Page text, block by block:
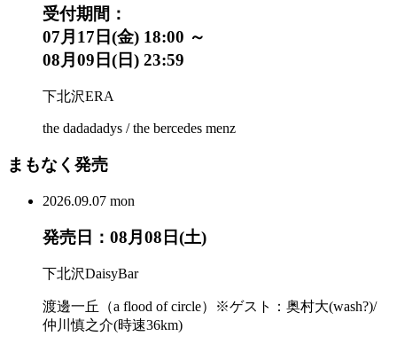
受付期間：
07月17日(金) 18:00 ～
08月09日(日) 23:59
下北沢ERA
the dadadadys / the bercedes menz
まもなく発売
2026.09.07 mon
発売日：08月08日(土)
下北沢DaisyBar
渡邊一丘（a flood of circle）※ゲスト：奥村大(wash?)/
仲川慎之介(時速36km)